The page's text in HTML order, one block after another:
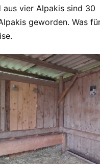
aus vier Alpakis sind 30
geworden. Was